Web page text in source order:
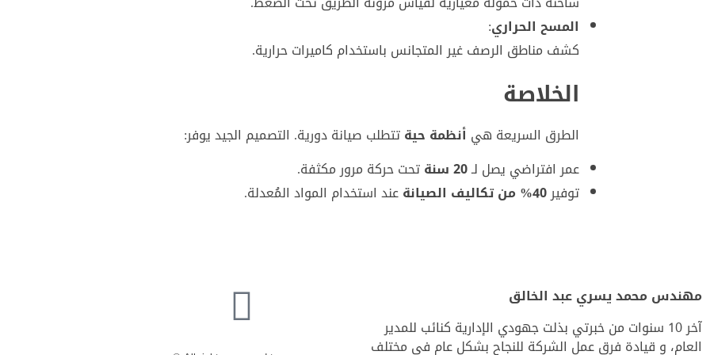
المسح الحراري:
كشف مناطق الرصف غير المتجانس باستخدام كاميرات حرارية.
الخلاصة
الطرق السريعة هي أنظمة حيةتتطلب صيانة دورية. التصميم الجيد يوفر:
عمر افتراضي يصل لـ20 سنة
تحت حركة مرور مكثفة.
توفير40% من تكاليف الصيانة عند استخدام المواد المُعدلة.
مهندس محمد يسري عبد الخالق
آخر 10 سنوات من خبرتي بذلت جهودي الإدارية كنائب للمدير
العام، و قيادة فرق عمل الشركة للنجاح بشكل عام في مختلف